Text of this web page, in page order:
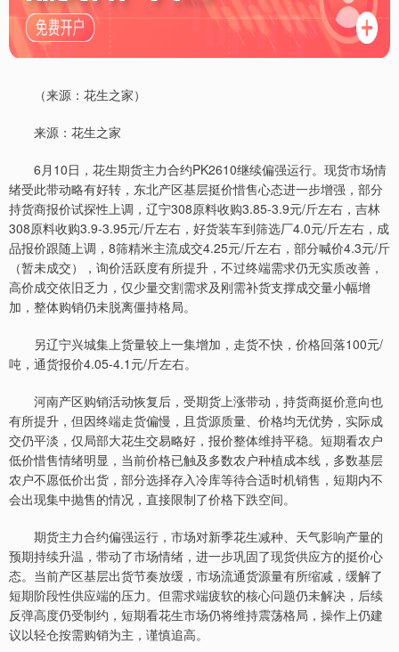
（来源：花生之家）
来源：花生之家
6月10日，花生期货主力合约PK2610继续偏强运行。现货市场情
绪受此带动略有好转，东北产区基层挺价惜售心态进一步增强，部分
持货商报价试探性上调，辽宁308原料收购3.85-3.9元/斤左右，吉林
308原料收购3.9-3.95元/斤左右，好货装车到筛选厂4.0元/斤左右，成
品报价跟随上调，8筛精米主流成交4.25元/斤左右，部分喊价4.3元/斤
（暂未成交），询价活跃度有所提升，不过终端需求仍无实质改善，
高价成交依旧乏力，仅少量交割需求及刚需补货支撑成交量小幅增
加，整体购销仍未脱离僵持格局。
另辽宁兴城集上货量较上一集增加，走货不快，价格回落100元/
吨，通货报价4.05-4.1元/斤左右。
河南产区购销活动恢复后，受期货上涨带动，持货商挺价意向也
有所提升，但因终端走货偏慢，且货源质量、价格均无优势，实际成
交仍平淡，仅局部大花生交易略好，报价整体维持平稳。短期看农户
低价惜售情绪明显，当前价格已触及多数农户种植成本线，多数基层
农户不愿低价出货，部分选择存入冷库等待合适时机销售，短期内不
会出现集中抛售的情况，直接限制了价格下跌空间。
期货主力合约偏强运行，市场对新季花生减种、天气影响产量的
预期持续升温，带动了市场情绪，进一步巩固了现货供应方的挺价心
态。当前产区基层出货节奏放缓，市场流通货源量有所缩减，缓解了
短期阶段性供应端的压力。但需求端疲软的核心问题仍未解决，后续
反弹高度仍受制约，短期看花生市场仍将维持震荡格局，操作上仍建
议以轻仓按需购销为主，谨慎追高。